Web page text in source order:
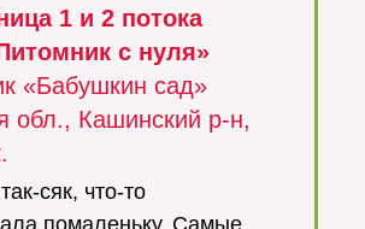
1 и 2 потока
с нуля»
«Бабушкин сад»
обл., Кашинский р-н,
сяк, что-то